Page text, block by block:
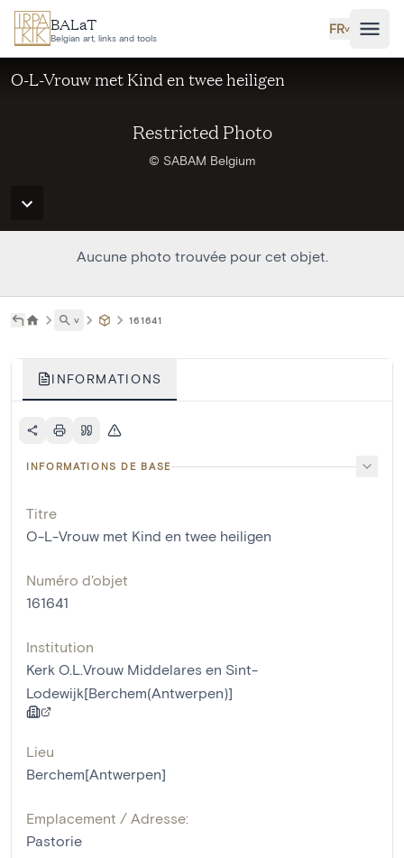
Aller au contenu principal
BALaT
Belgian art, links and tools
FR˅
Restricted Photo
© SABAM Belgium
O-L-Vrouw met Kind en twee heiligen
Aucune photo trouvée pour cet objet.
˅ 161641
INFORMATIONS
INFORMATIONS DE BASE
Titre
O-L-Vrouw met Kind en twee heiligen
Numéro d'objet
161641
Institution
Kerk O.L.Vrouw Middelares en Sint-
Lodewijk[Berchem(Antwerpen)]
Lieu
Berchem[Antwerpen]
Emplacement / Adresse:
Pastorie